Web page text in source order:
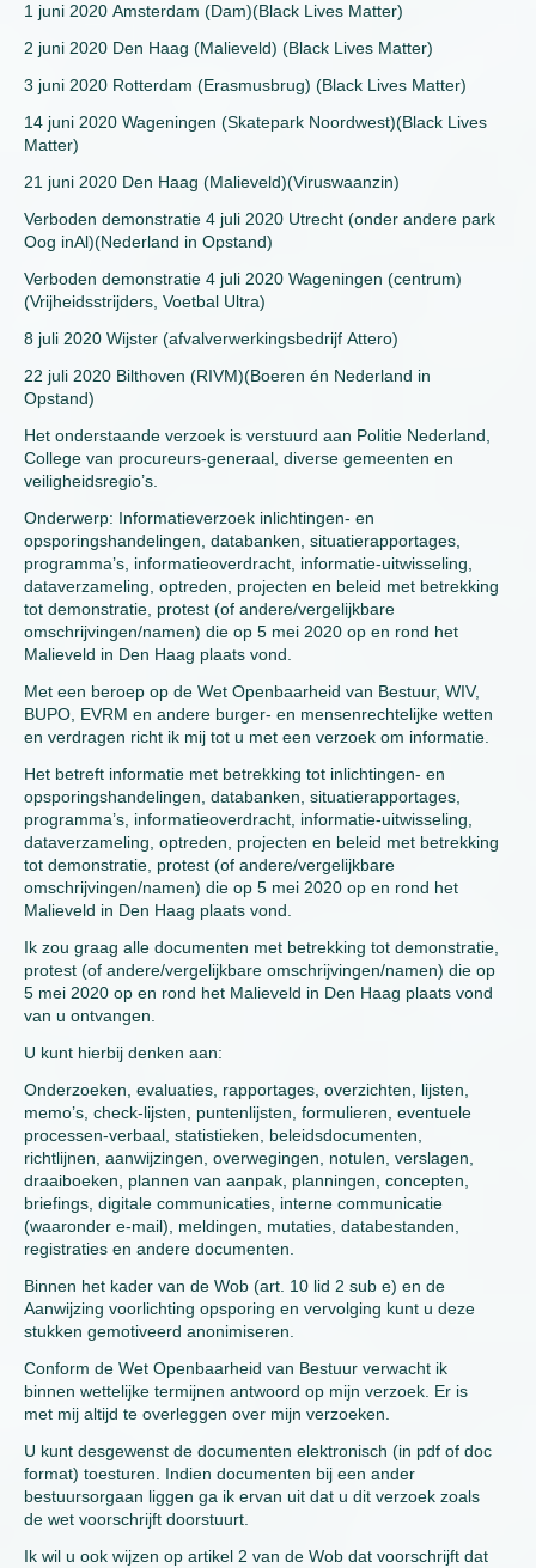
1 juni 2020 Amsterdam (Dam)(Black Lives Matter)
2 juni 2020 Den Haag (Malieveld) (Black Lives Matter)
3 juni 2020 Rotterdam (Erasmusbrug) (Black Lives Matter)
14 juni 2020 Wageningen (Skatepark Noordwest)(Black Lives
Matter)
21 juni 2020 Den Haag (Malieveld)(Viruswaanzin)
Verboden demonstratie 4 juli 2020 Utrecht (onder andere park
Oog inAl)(Nederland in Opstand)
Verboden demonstratie 4 juli 2020 Wageningen (centrum)
(Vrijheidsstrijders, Voetbal Ultra)
8 juli 2020 Wijster (afvalverwerkingsbedrijf Attero)
22 juli 2020 Bilthoven (RIVM)(Boeren én Nederland in
Opstand)
Het onderstaande verzoek is verstuurd aan Politie Nederland,
College van procureurs-generaal, diverse gemeenten en
veiligheidsregio’s.
Onderwerp: Informatieverzoek inlichtingen- en
opsporingshandelingen, databanken, situatierapportages,
programma’s, informatieoverdracht, informatie-uitwisseling,
dataverzameling, optreden, projecten en beleid met betrekking
tot demonstratie, protest (of andere/vergelijkbare
omschrijvingen/namen) die op 5 mei 2020 op en rond het
Malieveld in Den Haag plaats vond.
Met een beroep op de Wet Openbaarheid van Bestuur, WIV,
BUPO, EVRM en andere burger- en mensenrechtelijke wetten
en verdragen richt ik mij tot u met een verzoek om informatie.
Het betreft informatie met betrekking tot inlichtingen- en
opsporingshandelingen, databanken, situatierapportages,
programma’s, informatieoverdracht, informatie-uitwisseling,
dataverzameling, optreden, projecten en beleid met betrekking
tot demonstratie, protest (of andere/vergelijkbare
omschrijvingen/namen) die op 5 mei 2020 op en rond het
Malieveld in Den Haag plaats vond.
Ik zou graag alle documenten met betrekking tot demonstratie,
protest (of andere/vergelijkbare omschrijvingen/namen) die op
5 mei 2020 op en rond het Malieveld in Den Haag plaats vond
van u ontvangen.
U kunt hierbij denken aan:
Onderzoeken, evaluaties, rapportages, overzichten, lijsten,
memo’s, check-lijsten, puntenlijsten, formulieren, eventuele
processen-verbaal, statistieken, beleidsdocumenten,
richtlijnen, aanwijzingen, overwegingen, notulen, verslagen,
draaiboeken, plannen van aanpak, planningen, concepten,
briefings, digitale communicaties, interne communicatie
(waaronder e-mail), meldingen, mutaties, databestanden,
registraties en andere documenten.
Binnen het kader van de Wob (art. 10 lid 2 sub e) en de
Aanwijzing voorlichting opsporing en vervolging kunt u deze
stukken gemotiveerd anonimiseren.
Conform de Wet Openbaarheid van Bestuur verwacht ik
binnen wettelijke termijnen antwoord op mijn verzoek. Er is
met mij altijd te overleggen over mijn verzoeken.
U kunt desgewenst de documenten elektronisch (in pdf of doc
format) toesturen. Indien documenten bij een ander
bestuursorgaan liggen ga ik ervan uit dat u dit verzoek zoals
de wet voorschrijft doorstuurt.
Ik wil u ook wijzen op artikel 2 van de Wob dat voorschrijft dat